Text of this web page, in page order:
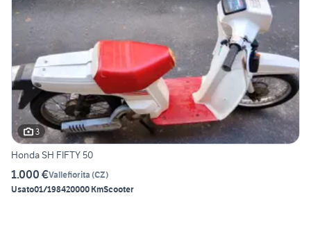
3
Honda SH FIFTY 50
1.000 €Vallefiorita (CZ)
Usato01/198420000 KmScooter